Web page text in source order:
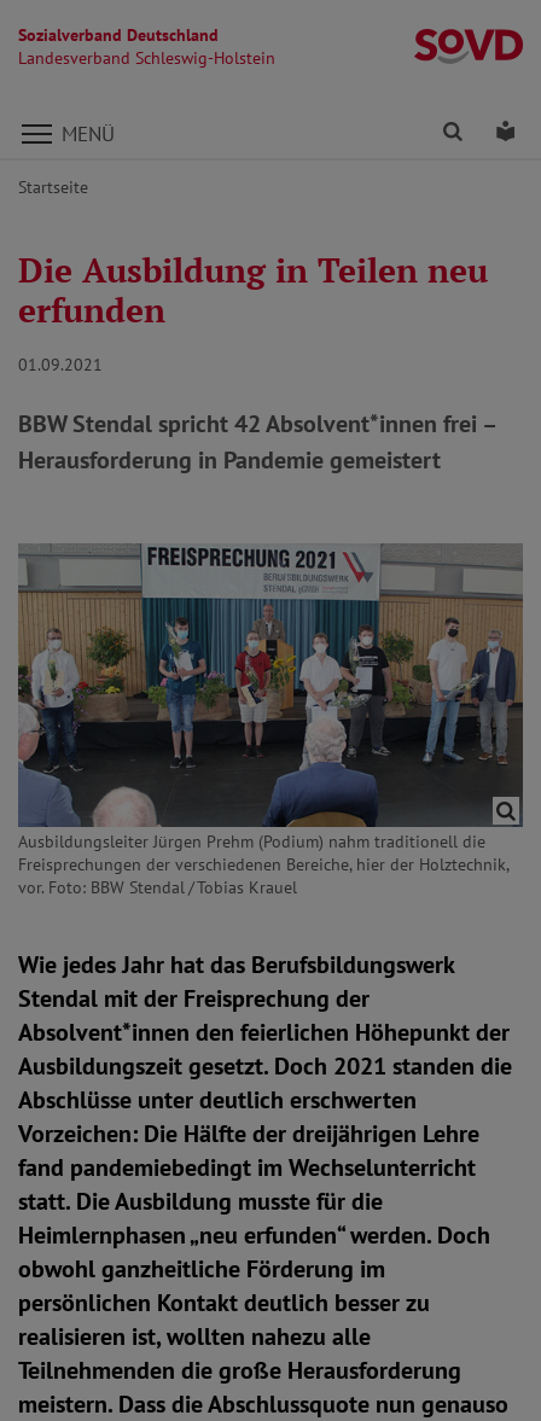
Sozialverband Deutschland
Landesverband Schleswig-Holstein
Direkt zu den Inhalten springen
MENÜ Finden
Startseite
Die Ausbildung in Teilen neu
erfunden
01.09.2021
BBW Stendal spricht 42 Absolvent*innen frei –
Herausforderung in Pandemie gemeistert
Ausbildungsleiter Jürgen Prehm (Podium) nahm traditionell die
Freisprechungen der verschiedenen Bereiche, hier der Holztechnik,
vor. Foto: BBW Stendal / Tobias Krauel
Wie jedes Jahr hat das Berufsbildungswerk
Stendal mit der Freisprechung der
Absolvent*innen den feierlichen Höhepunkt der
Ausbildungszeit gesetzt. Doch 2021 standen die
Abschlüsse unter deutlich erschwerten
Vorzeichen: Die Hälfte der dreijährigen Lehre
fand pandemiebedingt im Wechselunterricht
statt. Die Ausbildung musste für die
Heimlernphasen „neu erfunden“ werden. Doch
obwohl ganzheitliche Förderung im
persönlichen Kontakt deutlich besser zu
realisieren ist, wollten nahezu alle
Teilnehmenden die große Herausforderung
meistern. Dass die Abschlussquote nun genauso